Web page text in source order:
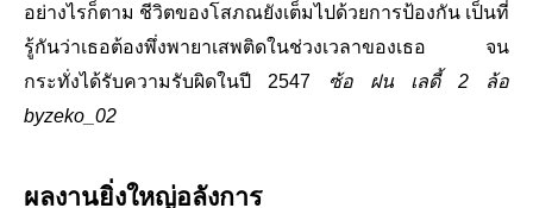
อย่างไรก็ตาม ชีวิตของโสภณยังเต็มไปด้วยการป้องกัน เป็นที่
รู้กันว่าเธอต้องพึ่งพายาเสพติดในช่วงเวลาของเธอ จน
กระทั่งได้รับความรับผิดในปี 2547
ซ้อ ฝน เลดี้ 2 ล้อ
byzeko_02
ผลงานยิ่งใหญ่อลังการ